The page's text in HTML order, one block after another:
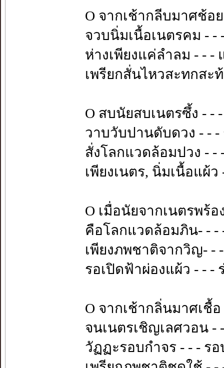
O จากเช้ากลีบมาศช้อ
จวบนิ่มเนื้อเนตรคม - -
ห่างเพียงแค่ลำลม - - -
เพรียกสั่นไหวสะทกสะ
O สบนัยสบเนตรซึ้ง - -
วาบวับปานดับดวง - - -
สั่งโลกแวดล้อมปวง - -
เพียงเนตร, นิ่มเนื้อแผ้
O เมื่อนัยจากเนตรพร้อ
คือโลกแวดล้อมภิน- - -
เพียงภพชาติจากวิญ-
รอเปิดฟ้าผ่องแผ้ว - - -
O จากเช้ากลิ่นมาศเชื้
จนเนตรเชิญเลศวอน -
วัฏฏะรอบกำจร - - - ร